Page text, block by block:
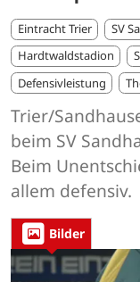
Eintracht Trier SV
Hardtwaldstadion
Defensivleistung
Trier/
beim SV
Beim
allem defensiv.
Bilder